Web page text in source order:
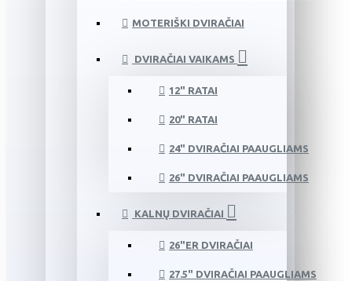
MOTERIŠKI DVIRAČIAI
DVIRAČIAI VAIKAMS
12" RATAI
20" RATAI
24" DVIRAČIAI PAAUGLIAMS
26" DVIRAČIAI PAAUGLIAMS
KALNŲ DVIRAČIAI
26"ER DVIRAČIAI
27.5" DVIRAČIAI PAAUGLIAMS